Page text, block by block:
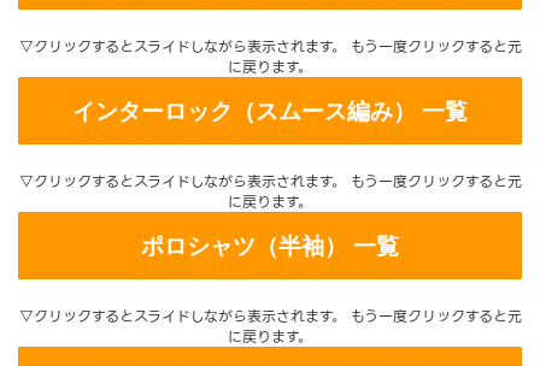
▽クリックするとスライドしながら表示されます。 もう一度クリックすると元
に戻ります。
インターロック（スムース編み） 一覧
▽クリックするとスライドしながら表示されます。 もう一度クリックすると元
に戻ります。
ポロシャツ（半袖） 一覧
▽クリックするとスライドしながら表示されます。 もう一度クリックすると元
に戻ります。